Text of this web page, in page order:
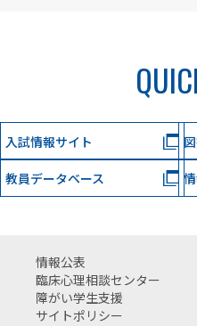
入試情報サイト
教員データベース
情報公表
臨床心理相談センター
障がい学生支援
サイトポリシー